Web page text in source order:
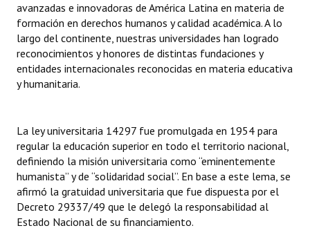
Resoluciones
Resoluciones de Presidencia
INSTITUCIONAL
Noticias Destacadas
Registros y Distinciones
Datos Históricos
Premio al Mérito - Registro
avanzadas e innovadoras de América Latina en materia de
formación en derechos humanos y calidad académica. A lo
largo del continente, nuestras universidades han logrado
reconocimientos y honores de distintas fundaciones y
entidades internacionales reconocidas en materia educativa
y humanitaria.
La ley universitaria 14297 fue promulgada en 1954 para
regular la educación superior en todo el territorio nacional,
definiendo la misión universitaria como “eminentemente
humanista” y de “solidaridad social”. En base a este lema, se
afirmó la gratuidad universitaria que fue dispuesta por el
Decreto 29337/49 que le delegó la responsabilidad al
Estado Nacional de su financiamiento.